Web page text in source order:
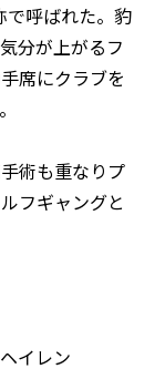
で呼ばれた。豹
分が上がるフ
席にクラブを
術も重なりプ
フギャングと
イレン